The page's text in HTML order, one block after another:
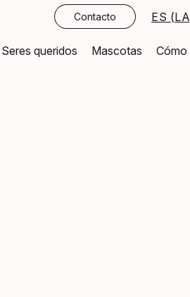
Contacto ES
Seres queridos Mascotas Cómo